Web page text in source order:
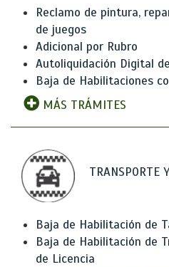
Reclamo de pintura,
de juegos
Adicional por Rubro
Autoliquidación Digital
Baja de Habilitaciones
MÁS TRÁMITES
TRANSPORTE
Baja de Habilitación de
Baja de Habilitación de
de Licencia